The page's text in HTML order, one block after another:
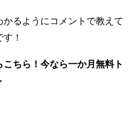
るようにコメントで教えて
！
ちら！今なら一か月無料ト